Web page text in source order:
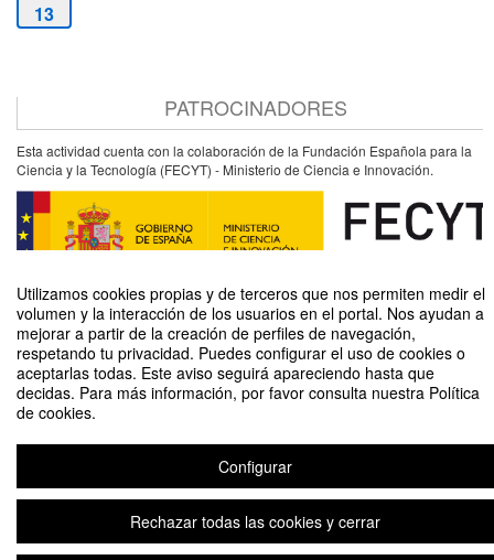
Utilizamos cookies propias y de terceros que nos permiten medir el
volumen y la interacción de los usuarios en el portal. Nos ayudan a
mejorar a partir de la creación de perfiles de navegación,
respetando tu privacidad. Puedes configurar el uso de cookies o
aceptarlas todas. Este aviso seguirá apareciendo hasta que
decidas. Para más información, por favor consulta nuestra Política
de cookies.
Configurar
Rechazar todas las cookies y cerrar
13
PATROCINADORES
Esta actividad cuenta con la colaboración de la Fundación Española para la
Ciencia y la Tecnología (FECYT) - Ministerio de Ciencia e Innovación.
Rompiendo Sesgos: Mujeres Impulsando la Economía del Comportamiento
Organizado por Unidad de Cultura Científica y de la Innovación (UCC+I)
Aviso legal|Contacto
Plataforma de organización de eventos Symposium
Copyright © 2026